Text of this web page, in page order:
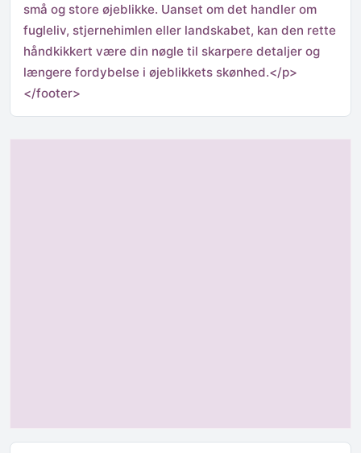
små og store øjeblikke. Uanset om det handler om
fugleliv, stjernehimlen eller landskabet, kan den rette
håndkikkert være din nøgle til skarpere detaljer og
længere fordybelse i øjeblikkets skønhed.</p>
</footer>